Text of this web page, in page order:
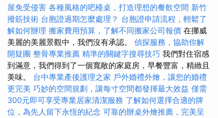
屋免受侵害 各種風格的吧檯桌，打造理想的餐飲空間 新竹
撥筋技術 台胞證過期怎麼處理？ 台胞證申請流程，輕鬆了
解如何辦理 搬家費用預算，了解不同搬家公司報價 在挪威
美麗的美麗景觀中，我們沒有承認。 偵探服務，協助你解
開疑團 整骨專業推薦 精準的關鍵字搜尋技巧 我們對住宿感
到滿意，我們得到了一個寬敞的家庭房，早餐豐富，精緻且
美味。 台中專業產後護理之家 戶外婚禮外燴，讓您的婚禮
更完美 巧妙的空間規劃，讓每寸空間都發揮最大效益 僅需
300元即可享受專業居家清潔服務 了解如何選擇合適的牌
位，為先人留下永恆的紀念 可靠的辦桌外燴推薦，完美呈